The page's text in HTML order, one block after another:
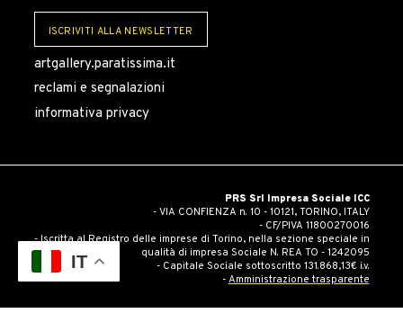
ISCRIVITI ALLA NEWSLETTER
artgallery.paratissima.it
reclami e segnalazioni
informativa privacy
PRS Srl Impresa Sociale ICC
- VIA CONFIENZA n. 10 - 10121, TORINO, ITALY
- CF/PIVA 11800270016
- Iscritta al Registro delle imprese di Torino, nella sezione speciale in
qualità di impresa Sociale N. REA TO - 1242095
- Capitale Sociale sottoscritto 131.868,13€ i.v.
- Amministrazione trasparente
IT